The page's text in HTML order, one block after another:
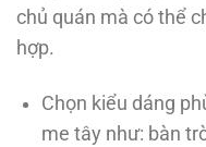
chủ quán mà có thể
hợp.
Chọn kiểu dáng
me tây như: bàn